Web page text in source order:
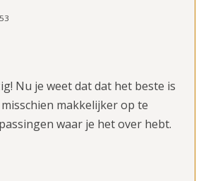
Nu je weet dat dat het beste is
makkelijker op te
waar je het over hebt.